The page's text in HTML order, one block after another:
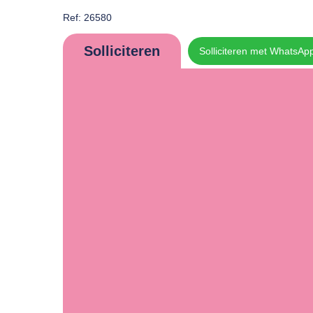
Ref: 26580
Solliciteren Solliciteren met